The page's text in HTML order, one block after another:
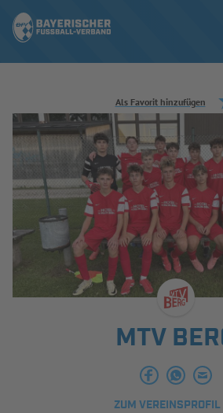
ERGEBNISSE & WETTBEWERBE
NEUIGKEITEN
SPIELBETRIEB & VERBANDSLEBEN
AUSBILDUNG & FÖRDERUNG
INFOTHEK
Als Favorit hinzufügen
MTV
ZUM VEREINSPROFIL